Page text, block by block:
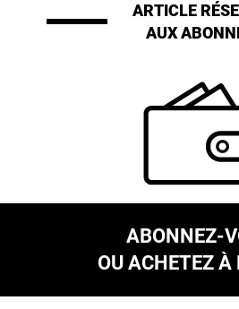
ARTICLE
AUX
ABONNEZ-
OU ACHETEZ À